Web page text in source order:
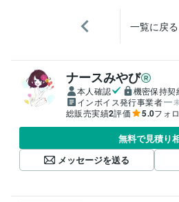
一覧に戻る
ナースみやび
本人確認
機密保持契
インボイス発行事業者
総販売実績2評価 5.0フォ
無料で見積り
メッセージを送る